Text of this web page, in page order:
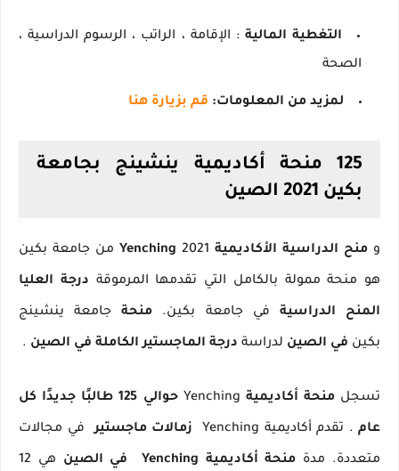
التغطية المالية : الإقامة ، الراتب ، الرسوم الدراسية ،
الصحة
لمزيد من المعلومات: قم بزيارة هنا
125 منحة أكاديمية ينشينج بجامعة
بكين 2021 الصين
و منح الدراسية الأكاديمية Yenching 2021 من جامعة بكين
هو منحة ممولة بالكامل التي تقدمها المرموقة درجة العليا
المنح الدراسية في جامعة بكين. منحةجامعة ينشينج
بكين في الصين لدراسة درجة الماجستير الكاملة في الصين .
تسجلمنحة أكاديمية حوالي 125 طالبًا جديدًا كل
عام . تقدم أكاديمية Yenching زمالات ماجستيرفي مجالات
متعددة. مدة منحة أكاديمية Yenching في الصين هي 12